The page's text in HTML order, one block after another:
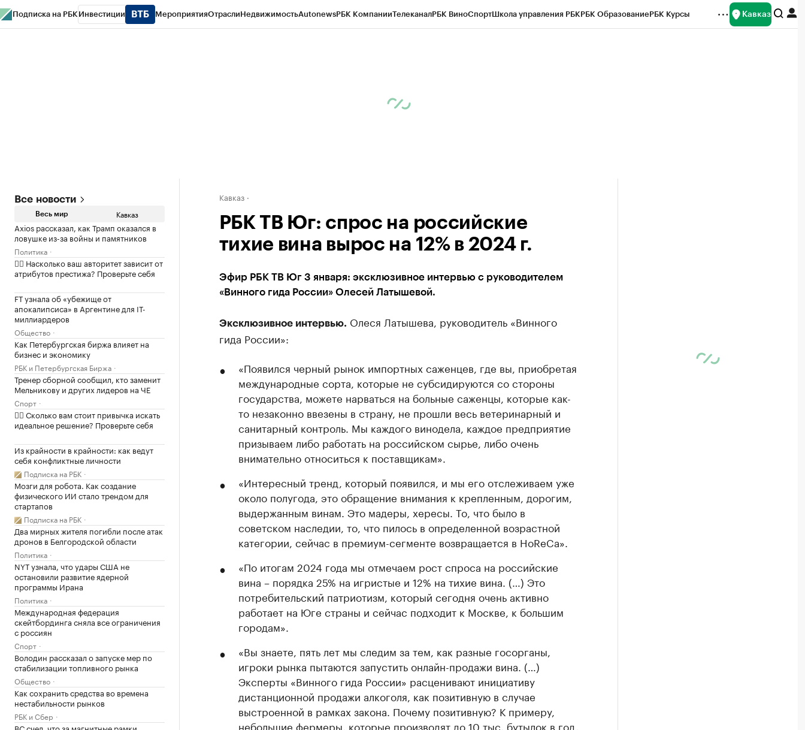
Подписка на РБК Инвестиции МероприятияОтраслиНедвижимостьAutonewsРБК КомпанииТелеканалРБК ВиноСпортШкола управления РБКРБК ОбразованиеРБК Курсы Кавказ
Все новости
Весь мир Кавказ
Axios рассказал, как Трамп оказался в
ловушке из-за войны и памятников
Политика
✍🏻 Насколько ваш авторитет зависит от
атрибутов престижа? Проверьте себя
FT узнала об «убежище от
апокалипсиса» в Аргентине для IT-
миллиардеров
Общество
Как Петербургская биржа влияет на
бизнес и экономику
РБК и Петербургская Биржа
Тренер сборной сообщил, кто заменит
Мельникову и других лидеров на ЧЕ
Спорт
✍🏻 Сколько вам стоит привычка искать
идеальное решение? Проверьте себя
Из крайности в крайности: как ведут
себя конфликтные личности
Подписка на РБК
Мозги для робота. Как создание
физического ИИ стало трендом для
стартапов
Подписка на РБК
Два мирных жителя погибли после атак
дронов в Белгородской области
Политика
NYT узнала, что удары США не
остановили развитие ядерной
программы Ирана
Политика
Международная федерация
скейтбординга сняла все ограничения
с россиян
Спорт
Володин рассказал о запуске мер по
стабилизации топливного рынка
Общество
Как сохранить средства во времена
нестабильности рынков
РБК и Сбер
ВС счел, что за магнитные рамки
Кавказ
РБК ТВ Юг: спрос на российские
тихие вина вырос на 12% в 2024 г.
Эфир РБК ТВ Юг 3 января: эксклюзивное интервью с руководителем
«Винного гида России» Олесей Латышевой.
Эксклюзивное интервью. Олеся Латышева, руководитель «Винного
гида России»:
«Появился черный рынок импортных саженцев, где вы, приобретая
международные сорта, которые не субсидируются со стороны
государства, можете нарваться на больные саженцы, которые как-
то незаконно ввезены в страну, не прошли весь ветеринарный и
санитарный контроль. Мы каждого винодела, каждое предприятие
призываем либо работать на российском сырье, либо очень
внимательно относиться к поставщикам».
«Интересный тренд, который появился, и мы его отслеживаем уже
около полугода, это обращение внимания к крепленным, дорогим,
выдержанным винам. Это мадеры, хересы. То, что было в
советском наследии, то, что пилось в определенной возрастной
категории, сейчас в премиум-сегменте возвращается в HoReCa».
«По итогам 2024 года мы отмечаем рост спроса на российские
вина – порядка 25% на игристые и 12% на тихие вина. (…) Это
потребительский патриотизм, который сегодня очень активно
работает на Юге страны и сейчас подходит к Москве, к большим
городам».
«Вы знаете, пять лет мы следим за тем, как разные госорганы,
игроки рынка пытаются запустить онлайн-продажи вина. (…)
Эксперты «Винного гида России» расценивают инициативу
дистанционной продажи алкоголя, как позитивную в случае
выстроенной в рамках закона. Почему позитивную? К примеру,
небольшие фермеры, которые производят до 10 тыс. бутылок в год,